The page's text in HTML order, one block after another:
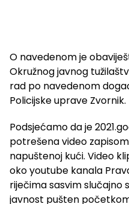
O navedenom je
Okružnog javnog
rad po navedenom
Policijske uprave Zvornik.
Podsjećamo da je
potrešena video
napuštenoj kući. Video
oko youtube kanala
riječima sasvim slučajno
javnost pušten